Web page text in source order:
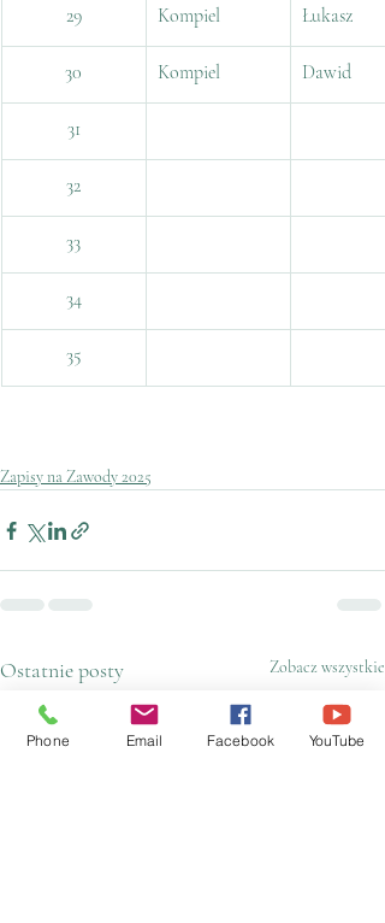
29 Kompiel Łukasz
30 Kompiel Dawid
31
32
33
34
35
Zapisy na Zawody 2025
Ostatnie posty Zobacz wszystkie
Phone Email Facebook YouTube